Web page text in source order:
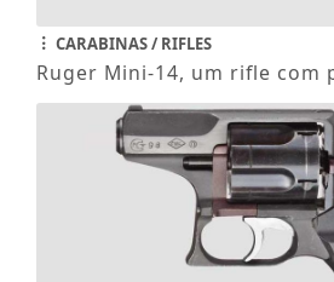
CARABINAS / RIFLES
Ruger Mini-14, um rifle com